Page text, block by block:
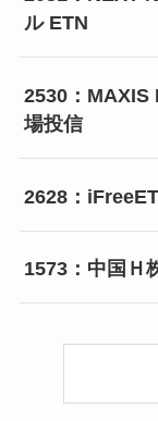
ル ETN
2530：MAXIS
場投信
2628：
1573：中国Ｈ